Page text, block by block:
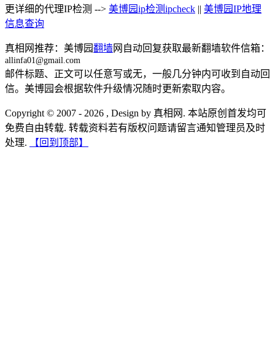
更详细的代理IP检测 --> 美博园ip检测ipcheck || 美博园IP地理
信息查询
真相网推荐：美博园翻墙网自动回复获取最新翻墙软件信箱：
allinfa01@gmail.com
邮件标题、正文可以任意写或无，一般几分钟内可收到自动回
信。美博园会根据软件升级情况随时更新索取内容。
Copyright © 2007 - 2026 , Design by 真相网. 本站原创首发均可
免费自由转载. 转载资料若有版权问题请留言通知管理员及时
处理.
【回到顶部】